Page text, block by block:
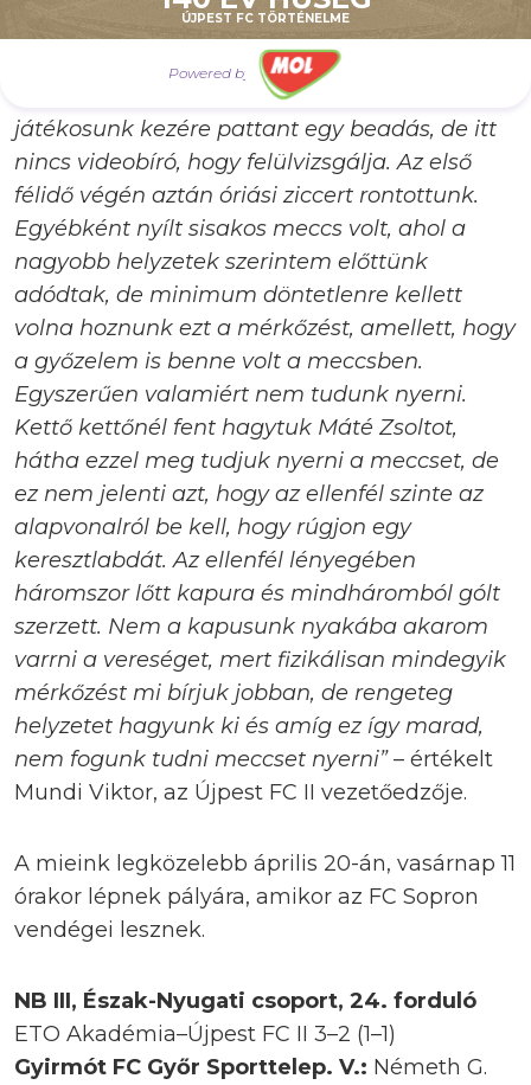
ÚJPEST FC TÖRTÉNELME
Powered by
góllal vezettünk is, aztán kaptunk egy
tizenegyesgólt, aminél nehéz megítélni, hogy
kéz volt-e vagy sem az a helyzet, amikor a
játékosunk kezére pattant egy beadás, de itt
nincs videobíró, hogy felülvizsgálja. Az első
félidő végén aztán óriási ziccert rontottunk.
Egyébként nyílt sisakos meccs volt, ahol a
nagyobb helyzetek szerintem előttünk
adódtak, de minimum döntetlenre kellett
volna hoznunk ezt a mérkőzést, amellett, hogy
a győzelem is benne volt a meccsben.
Egyszerűen valamiért nem tudunk nyerni.
Kettő kettőnél fent hagytuk Máté Zsoltot,
hátha ezzel meg tudjuk nyerni a meccset, de
ez nem jelenti azt, hogy az ellenfél szinte az
alapvonalról be kell, hogy rúgjon egy
keresztlabdát. Az ellenfél lényegében
háromszor lőtt kapura és mindháromból gólt
szerzett. Nem a kapusunk nyakába akarom
varrni a vereséget, mert fizikálisan mindegyik
mérkőzést mi bírjuk jobban, de rengeteg
helyzetet hagyunk ki és amíg ez így marad,
nem fogunk tudni meccset nyerni”– értékelt
Mundi Viktor, az Újpest FC II vezetőedzője.
A mieink legközelebb április 20-án, vasárnap 11
órakor lépnek pályára, amikor az FC Sopron
vendégei lesznek.
NB III, Észak-Nyugati csoport, 24. forduló
ETO Akadémia–Újpest FC II 3–2 (1–1)
Gyirmót FC Győr Sporttelep. V.: Németh G.